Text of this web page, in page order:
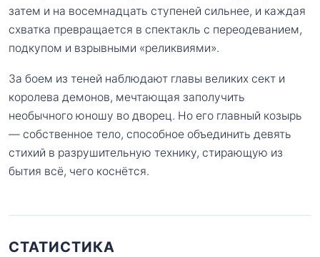
затем и на восемнадцать ступеней сильнее, и каждая
схватка превращается в спектакль с переодеванием,
подкупом и взрывными «реликвиями».
За боем из теней наблюдают главы великих сект и
королева демонов, мечтающая заполучить
необычного юношу во дворец. Но его главный козырь
— собственное тело, способное объединить девять
стихий в разрушительную технику, стирающую из
бытия всё, чего коснётся.
СТАТИСТИКА